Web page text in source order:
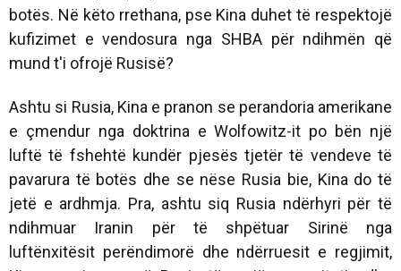
botës. Në këto rrethana, pse Kina duhet të respektojë
kufizimet e vendosura nga SHBA për ndihmën që
mund t'i ofrojë Rusisë?
Ashtu si Rusia, Kina e pranon se perandoria amerikane
e çmendur nga doktrina e Wolfowitz-it po bën një
luftë të fshehtë kundër pjesës tjetër të vendeve të
pavarura të botës dhe se nëse Rusia bie, Kina do të
jetë e ardhmja. Pra, ashtu siq Rusia ndërhyri për të
ndihmuar Iranin për të shpëtuar Sirinë nga
luftënxitësit perëndimorë dhe ndërruesit e regjimit,